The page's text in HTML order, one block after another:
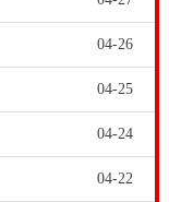
04-26
04-25
04-24
04-22